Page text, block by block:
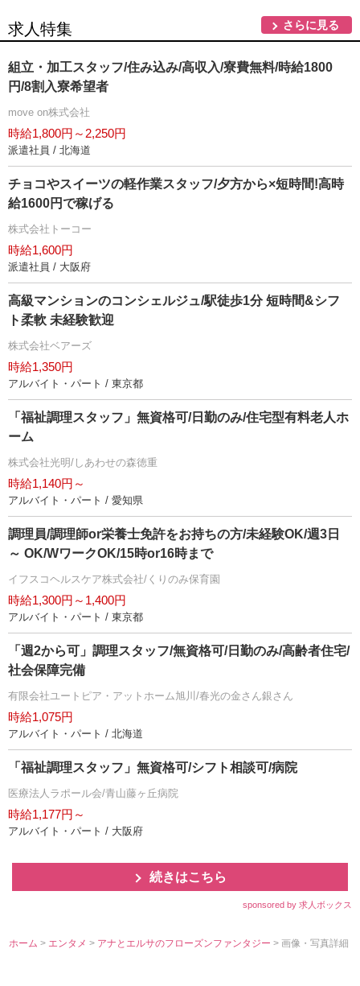
求人特集 さらに見る
組立・加工スタッフ/住み込み/高収入/寮費無料/時給1800
円/8割入寮希望者
move on株式会社
時給1,800円～2,250円
派遣社員 / 北海道
チョコやスイーツの軽作業スタッフ/夕方から×短時間!高時
給1600円で稼げる
株式会社トーコー
時給1,600円
派遣社員 / 大阪府
高級マンションのコンシェルジュ/駅徒歩1分 短時間&シフ
ト柔軟 未経験歓迎
株式会社ベアーズ
時給1,350円
アルバイト・パート / 東京都
「福祉調理スタッフ」無資格可/日勤のみ/住宅型有料老人ホ
ーム
株式会社光明/しあわせの森徳重
時給1,140円～
アルバイト・パート / 愛知県
調理員/調理師or栄養士免許をお持ちの方/未経験OK/週3日
～ OK/WワークOK/15時or16時まで
イフスコヘルスケア株式会社/くりのみ保育園
時給1,300円～1,400円
アルバイト・パート / 東京都
「週2から可」調理スタッフ/無資格可/日勤のみ/高齢者住宅/
社会保障完備
有限会社ユートピア・アットホーム旭川/春光の金さん銀さん
時給1,075円
アルバイト・パート / 北海道
「福祉調理スタッフ」無資格可/シフト相談可/病院
医療法人ラポール会/青山藤ヶ丘病院
時給1,177円～
アルバイト・パート / 大阪府
続きはこちら
sponsored by 求人ボックス
ホーム > エンタメ> アナとエルサのフローズンファンタジー> 画像・写真詳細